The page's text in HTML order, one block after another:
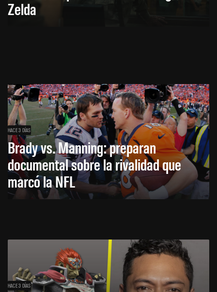
Zelda
HACE 3 DÍAS
Brady vs. Manning: preparan
documental sobre la rivalidad que
marcó la NFL
HACE 3 DÍAS